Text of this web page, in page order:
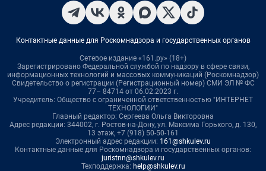
Контактные данные для Роскомнадзора и государственных органов
Сетевое издание «161.ру» (18+)
Зарегистрировано Федеральной службой по надзору в сфере связи,
информационных технологий и массовых коммуникаций (Роскомнадзор)
Свидетельство о регистрации (Регистрационный номер) СМИ ЭЛ № ФС
77– 84714 от 06.02.2023 г.
Учредитель: Общество с ограниченной ответственностью "ИНТЕРНЕТ
ТЕХНОЛОГИИ"
Главный редактор: Сергеева Ольга Викторовна
Адрес редакции: 344002, г. Ростов-на-Дону, ул. Максима Горького, д. 130,
13 этаж, +7 (918) 50-50-161
Электронный адрес редакции: 161@shkulev.ru
Контактные данные для Роскомнадзора и государственных органов:
juristnn@shkulev.ru
Техподдержка: help@shkulev.ru